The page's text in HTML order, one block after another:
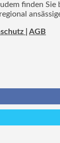
finden Sie
| AGB